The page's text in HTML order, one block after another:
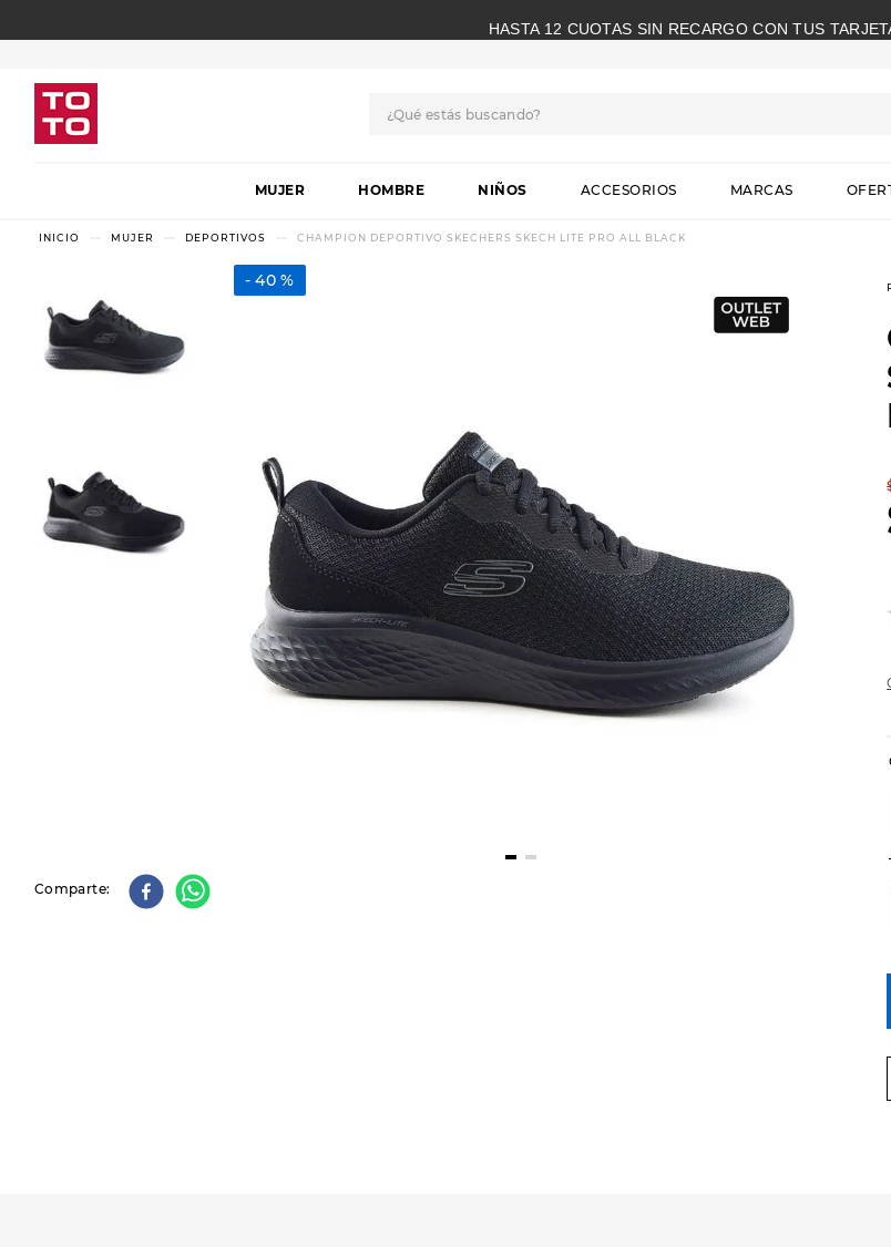
HASTA 12 CUOTAS SIN RECARGO CON TUS
MUJER HOMBRE NIÑOS ACCESORIOS MARCAS
MUJER DEPORTIVOS CHAMPION DEPORTIVO SKECHERS SKECH LITE PRO ALL BLACK
40 %
Comparte
1.
botas
.
skechers
3.
9.
slip-ins
10. botas dama